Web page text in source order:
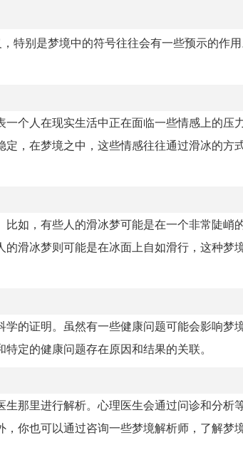
特别是梦境中的符号往往会有一些预示的作
个人在现实生活中正在面临一些情感上的压
，在梦境之中，这些情感往往通过滑冰的方
如，有些人的滑冰梦可能是在一个非常陡峭
滑冰梦则可能是在冰面上自如滑行，这种梦
的证明。虽然有一些健康问题可能会影响梦
定的健康问题存在原因和结果的关联。
那里进行解析。心理医生会通过问诊和分析
你也可以通过咨询一些梦境解析师，了解梦